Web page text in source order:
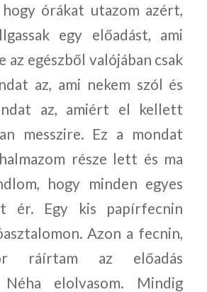
órákat utazom azért,
egy előadást, ami
az egészből valójában csak
az, ami nekem szól és
az, amiért el kellett
messzire. Ez a mondat
része lett és ma
hogy minden egyes
ér. Egy kis papírfecnin
Azon a fecnin,
ráírtam az előadás
Néha elolvasom. Mindig